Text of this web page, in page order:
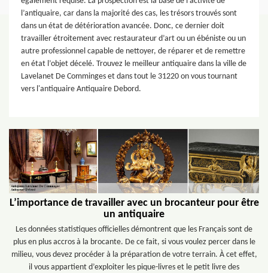
l’antiquaire, car dans la majorité des cas, les trésors trouvés sont
dans un état de détérioration avancée. Donc, ce dernier doit
travailler étroitement avec restaurateur d’art ou un ébéniste ou un
autre professionnel capable de nettoyer, de réparer et de remettre
en état l’objet décelé. Trouvez le meilleur antiquaire dans la ville de
Lavelanet De Comminges et dans tout le 31220 on vous tournant
vers l'antiquaire Antiquaire Debord.
L’importance de travailler avec un brocanteur pour être
un antiquaire
Les données statistiques officielles démontrent que les Français sont de
plus en plus accros à la brocante. De ce fait, si vous voulez percer dans le
milieu, vous devez procéder à la préparation de votre terrain. À cet effet,
il vous appartient d’exploiter les pique-livres et le petit livre des